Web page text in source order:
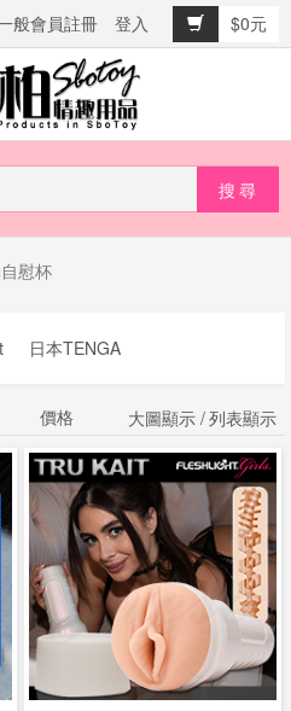
般會員註冊 登入
$0元
慰杯
日本TENGA
價格 大圖顯示 /列表顯示